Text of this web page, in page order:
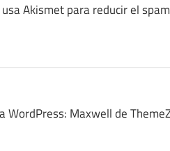
Akismet para reducir el
WordPress: Maxwell de